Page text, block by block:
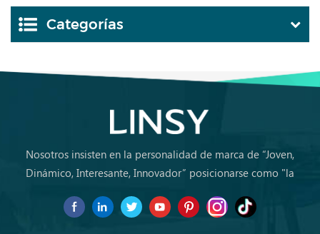
Categorías
Nosotros insisten en la personalidad de marca de “Joven,
Dinámico, Interesante, Innovador” posicionarse como "la
por primera vez.